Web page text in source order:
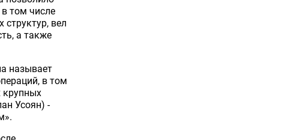
том числе
структур, вел
а также
называет
в том
крупных
Усоян) -